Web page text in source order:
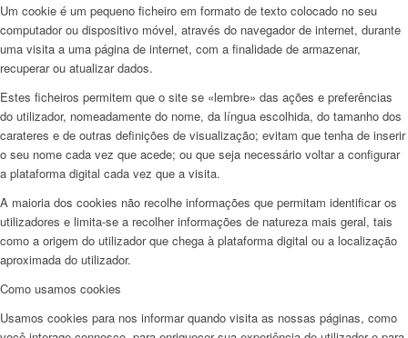
Um cookie é um pequeno ficheiro em formato de texto colocado no seu
computador ou dispositivo móvel, através do navegador de internet, durante
uma visita a uma página de internet, com a finalidade de armazenar,
recuperar ou atualizar dados.
Estes ficheiros permitem que o site se «lembre» das ações e preferências
do utilizador, nomeadamente do nome, da língua escolhida, do tamanho dos
carateres e de outras definições de visualização; evitam que tenha de inserir
o seu nome cada vez que acede; ou que seja necessário voltar a configurar
a plataforma digital cada vez que a visita.
A maioria dos cookies não recolhe informações que permitam identificar os
utilizadores e limita-se a recolher informações de natureza mais geral, tais
como a origem do utilizador que chega à plataforma digital ou a localização
aproximada do utilizador.
Como usamos cookies
Usamos cookies para nos informar quando visita as nossas páginas, como